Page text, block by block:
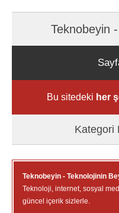
Teknobeyin
Bu sitedeki her
Kategori
Teknobeyin - Teknolojinin
Teknoloji, internet, sosyal
güncel içerik sizlerle.